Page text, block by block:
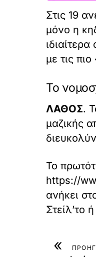
Στις 19
μόνο η
με τις
Το
ΛΑΘΟΣ.
μαζικής
Το
https://
ανήκει
«